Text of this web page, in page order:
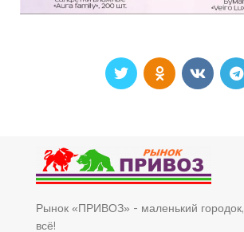
Рынок «ПРИВОЗ» - маленький городок,
всё!